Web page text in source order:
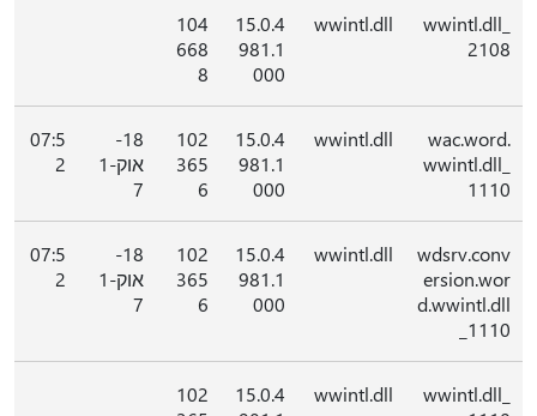
wwintl.dll_
2108
wwintl.dll
15.0.4
981.1
000
104
668
8
wac.word.
wwintl.dll_
1110
wwintl.dll
15.0.4
981.1
000
102
365
6
18-
אוק-1
7
07:5
2
wdsrv.conv
ersion.wor
d.wwintl.dll
_1110
wwintl.dll
15.0.4
981.1
000
102
365
6
18-
אוק-1
7
07:5
2
wwintl.dll_
wwintl.dll
15.0.4
102